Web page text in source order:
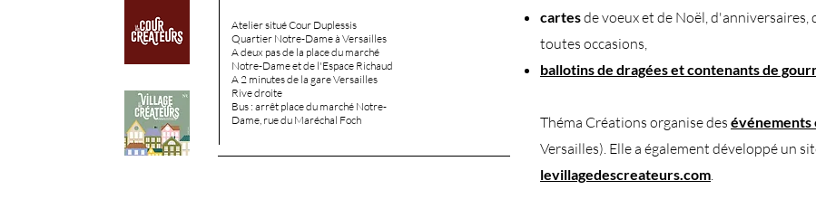
Atelier situé Cour Duplessis
Quartier Notre-Dame à Versailles
A deux pas de la place du marché
Notre-Dame et de l'Espace Richaud
A 2 minutes de la gare Versailles
Rive droite
Bus : arrêt place du marché Notre-
Dame, rue du Maréchal Foch
cartesde voeux et de Noël, d'anniversaires,
toutes occasions,
ballotins de dragéeset contenants de
Théma Créations organise desévénements
Versailles). Elle a également développé un
levillagedescreateurs.com.